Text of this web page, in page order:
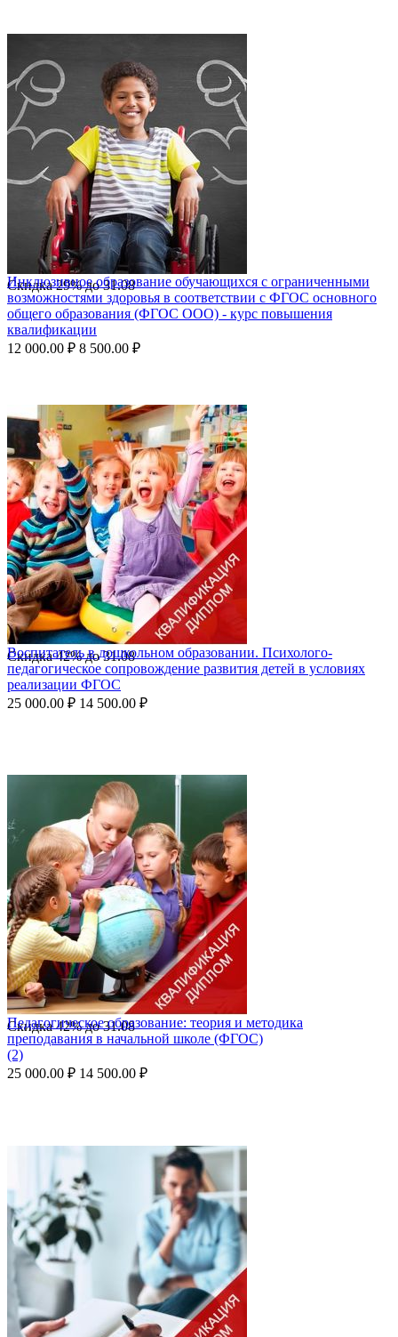
Скидка29%до31.08
Инклюзивное образование обучающихся с ограниченными
возможностями здоровья в соответствии с ФГОС основного
общего образования (ФГОС ООО) - курс повышения
квалификации
12 000.00 ₽ 8 500.00 ₽
Скидка42%до31.08
Воспитатель в дошкольном образовании. Психолого-
педагогическое сопровождение развития детей в условиях
реализации ФГОС
25 000.00 ₽ 14 500.00 ₽
Скидка42%до31.08
Педагогическое образование: теория и методика
преподавания в начальной школе (ФГОС)
(2)
25 000.00 ₽ 14 500.00 ₽